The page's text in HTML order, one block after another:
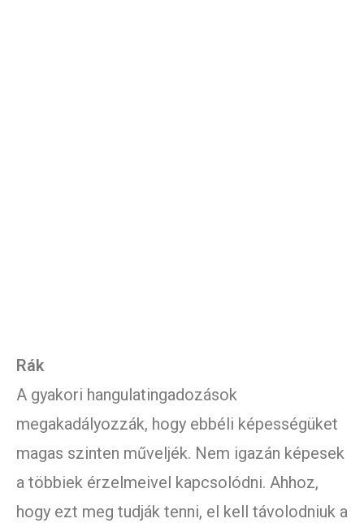
Rák
A gyakori hangulatingadozások
megakadályozzák, hogy ebbéli képességüket
magas szinten műveljék. Nem igazán képesek
a többiek érzelmeivel kapcsolódni. Ahhoz,
hogy ezt meg tudják tenni, el kell távolodniuk a